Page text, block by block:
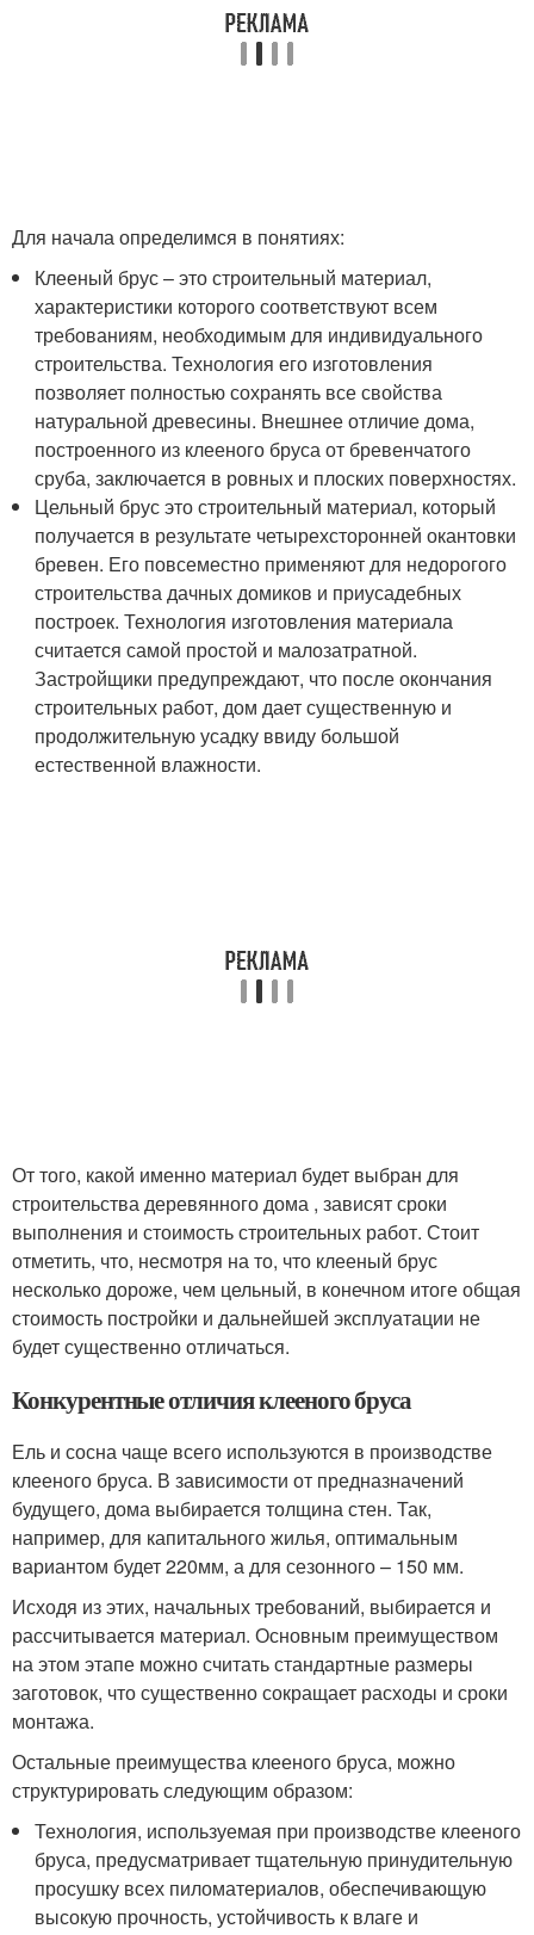
Для начала определимся в понятиях:
Клееный брус – это строительный материал,
характеристики которого соответствуют всем
требованиям, необходимым для индивидуального
строительства. Технология его изготовления
позволяет полностью сохранять все свойства
натуральной древесины. Внешнее отличие дома,
построенного из клееного бруса от бревенчатого
сруба, заключается в ровных и плоских поверхностях.
Цельный брус это строительный материал, который
получается в результате четырехсторонней окантовки
бревен. Его повсеместно применяют для недорогого
строительства дачных домиков и приусадебных
построек. Технология изготовления материала
считается самой простой и малозатратной.
Застройщики предупреждают, что после окончания
строительных работ, дом дает существенную и
продолжительную усадку ввиду большой
естественной влажности.
От того, какой именно материал будет выбран для
строительства деревянного дома , зависят сроки
выполнения и стоимость строительных работ. Стоит
отметить, что, несмотря на то, что клееный брус
несколько дороже, чем цельный, в конечном итоге общая
стоимость постройки и дальнейшей эксплуатации не
будет существенно отличаться.
Конкурентные отличия клееного бруса
Ель и сосна чаще всего используются в производстве
клееного бруса. В зависимости от предназначений
будущего, дома выбирается толщина стен. Так,
например, для капитального жилья, оптимальным
вариантом будет 220мм, а для сезонного – 150 мм.
Исходя из этих, начальных требований, выбирается и
рассчитывается материал. Основным преимуществом
на этом этапе можно считать стандартные размеры
заготовок, что существенно сокращает расходы и сроки
монтажа.
Остальные преимущества клееного бруса, можно
структурировать следующим образом:
Технология, используемая при производстве клееного
бруса, предусматривает тщательную принудительную
просушку всех пиломатериалов, обеспечивающую
высокую прочность, устойчивость к влаге и